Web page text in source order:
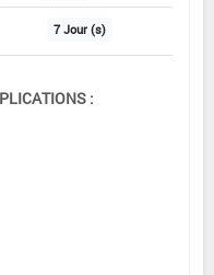
7 Jour (s)
: